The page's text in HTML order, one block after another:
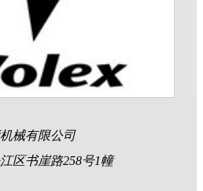
机械有限公司
区书崖路258号1幢